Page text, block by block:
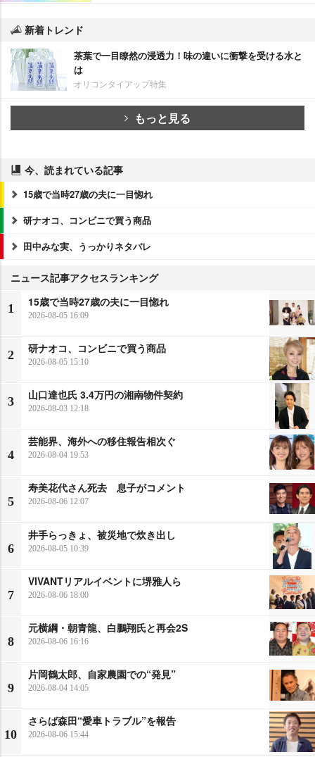
新着トレンド
茶葉で一目瞭然の浸透力！味の違いに衝撃を受ける水と
は
オリコンタイアップ特集
もっと見る
今、読まれている記事
15歳で当時27歳の夫に一目惚れ
研ナオコ、コンビニで買う商品
田中みな実、うっかりネタバレ
ニュース記事アクセスランキング
1
15歳で当時27歳の夫に一目惚れ
2026-08-05 16:09
2
研ナオコ、コンビニで買う商品
2026-08-05 15:10
3
山口達也氏 3.4万円の湘南物件契約
2026-08-03 12:18
4
芸能界、海外への移住報告相次ぐ
2026-08-04 19:53
5
寿美花代さん死去 息子がコメント
2026-08-06 12:07
6
井手らっきょ、被災地で炊き出し
2026-08-05 10:39
7
VIVANTリアルイベントに堺雅人ら
2026-08-06 18:00
8
元横綱・朝青龍、白鵬翔氏と再会2S
2026-08-06 16:16
9
片岡鶴太郎、自家農園での“発見”
2026-08-04 14:05
10
さらば森田“愛車トラブル”を報告
2026-08-06 15:44